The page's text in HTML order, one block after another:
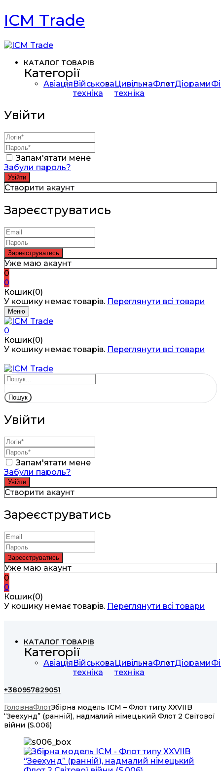
ICM Trade
КАТАЛОГ ТОВАРІВ
Категорії
АвіаціяВійськова
техніка
Цивільна
техніка
ФлотДіорами
Увійти
Запам'ятати мене
Забули пароль?
Створити акаунт
Зареєструватись
Уже маю акаунт
0
0
Кошик(0)
У кошику немає товарів. Переглянути всі товари
Меню
0
Кошик(0)
У кошику немає товарів. Переглянути всі товари
Пошук
Увійти
Запам'ятати мене
Забули пароль?
Створити акаунт
Зареєструватись
Уже маю акаунт
0
0
Кошик(0)
У кошику немає товарів. Переглянути всі товари
КАТАЛОГ ТОВАРІВ
Категорії
АвіаціяВійськова
техніка
Цивільна
техніка
ФлотДіорами
+380957829051
ГоловнаФлотЗбірна модель ICM – Флот типу XXVIIB
“Зеехунд” (ранній), надмалий німецький Флот 2 Світової
війни (S.006)